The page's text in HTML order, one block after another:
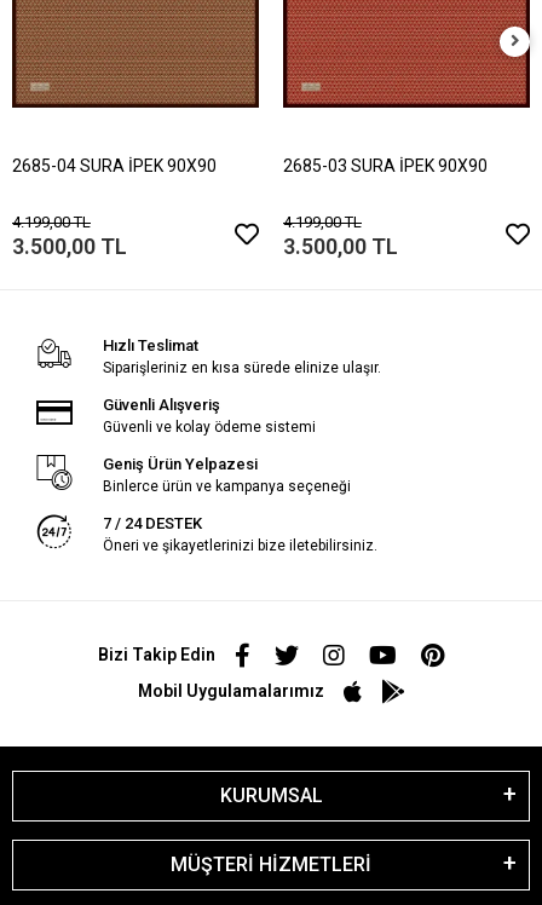
2685-04 SURA İPEK 90X90
4.199,00 TL
3.500,00 TL
2685-03 SURA İPEK 90X90
4.199,00 TL
3.500,00 TL
Hızlı Teslimat
Siparişleriniz en kısa sürede elinize ulaşır.
Güvenli Alışveriş
Güvenli ve kolay ödeme sistemi
Geniş Ürün Yelpazesi
Binlerce ürün ve kampanya seçeneği
7 / 24 DESTEK
Öneri ve şikayetlerinizi bize iletebilirsiniz.
Bizi Takip Edin
Mobil Uygulamalarımız
KURUMSAL
MÜŞTERİ HİZMETLERİ